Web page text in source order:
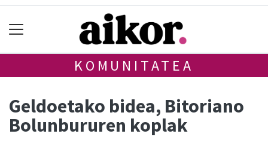
KOMUNITATEA
Geldoetako bidea, Bitoriano
Bolunbururen koplak